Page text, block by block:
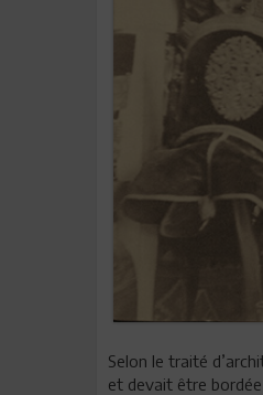
Selon le traité
et devait être